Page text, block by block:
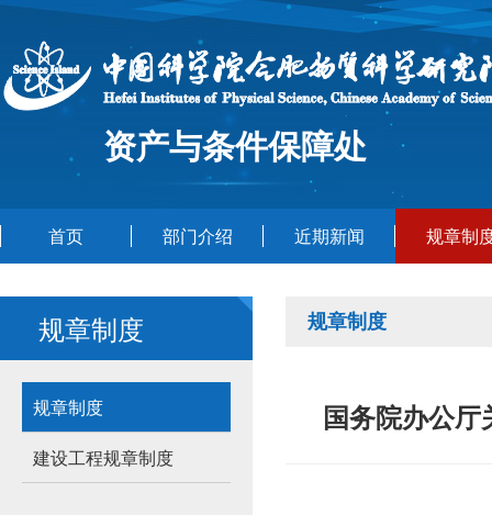
资产与条件保障处
首页 部门介绍 近期新闻 规章制
规章制度
规章制度
建设工程规章制度
规章制度
国务院办公